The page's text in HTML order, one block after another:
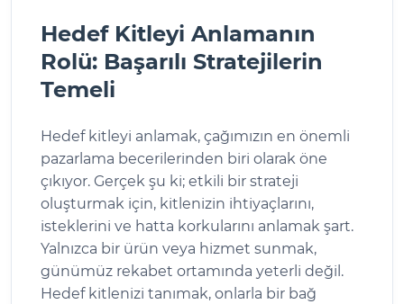
Hedef Kitleyi Anlamanın
Rolü: Başarılı Stratejilerin
Temeli
Hedef kitleyi anlamak, çağımızın en önemli
pazarlama becerilerinden biri olarak öne
çıkıyor. Gerçek şu ki; etkili bir strateji
oluşturmak için, kitlenizin ihtiyaçlarını,
isteklerini ve hatta korkularını anlamak şart.
Yalnızca bir ürün veya hizmet sunmak,
günümüz rekabet ortamında yeterli değil.
Hedef kitlenizi tanımak, onlarla bir bağ